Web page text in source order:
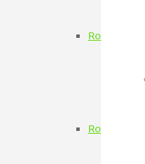
Rok 2017
Rok 2016